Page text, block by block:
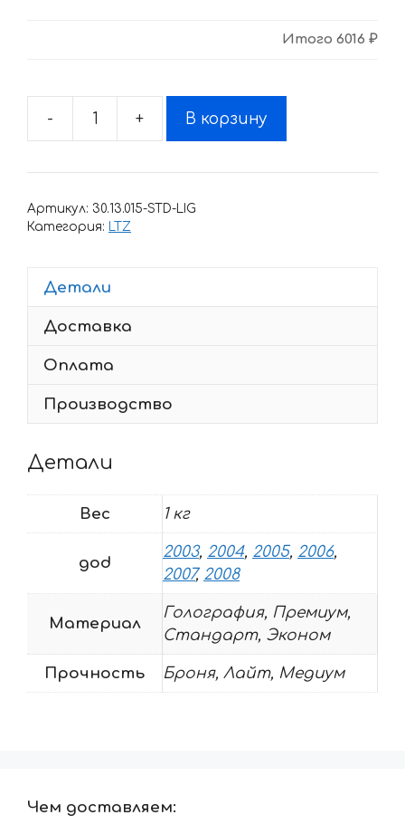
Итого 6016 ₽
-
Количество
Комплект
2003-
+ В корзину
Артикул: 30.13.015-STD-LIG
Категория: LTZ
Детали
Доставка
Оплата
Производство
Детали
Вес 1 кг
god
2003, 2004, 2005, 2006,
2007, 2008
Материал
Голография, Премиум,
Стандарт, Эконом
Прочность Броня, Лайт, Медиум
Чем доставляем: